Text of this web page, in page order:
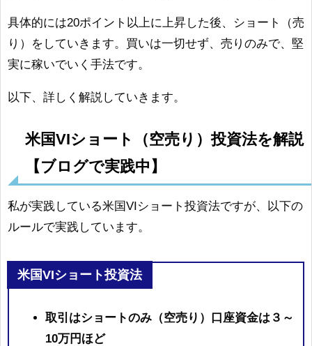
具体的には20ポイント以上に上昇した後、ショート（売
り）をしていきます。買いは一切せず、売りのみで、堅
実に稼いでいく手法です。
以下、詳しく解説していきます。
米国VIショート（空売り）投資法を解説
【ブログで実践中】
私が実践している米国VIショート投資法ですが、以下の
ルールで実践しています。
米国VIショート投資法
取引はショートのみ（空売り）口座資金は３～
10万円ほど